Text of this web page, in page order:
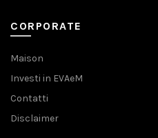
CORPORATE
Maison
Investi in EVAeM
Contatti
Disclaimer